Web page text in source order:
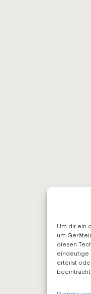
Um dir ein
um
diesen
eindeutige
erteilst